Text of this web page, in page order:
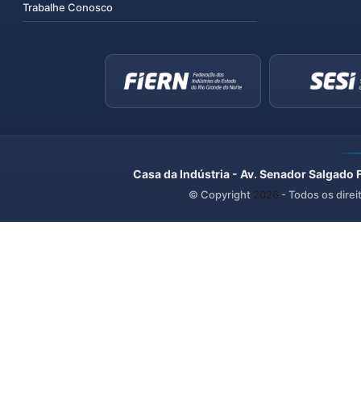
Trabalhe Conosco
Casa da Indústria - Av. Senador
© Copyright 2026 - Todos os